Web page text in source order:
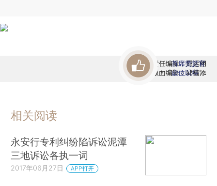
责任编辑：屈运栩
版面编辑：邱楠添
首席赞赏官
虚位以待
相关阅读
永安行专利纠纷陷诉讼泥潭
三地诉讼各执一词
2017年06月27日 APP打开